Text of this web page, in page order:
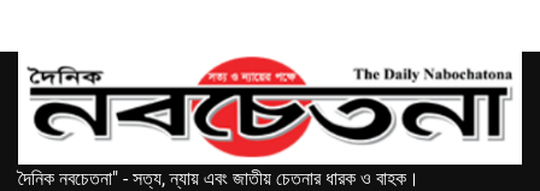
দৈনিক নবচেতনা" - সত্য, ন্যায় এবং জাতীয় চেতনার ধারক ও বাহক।